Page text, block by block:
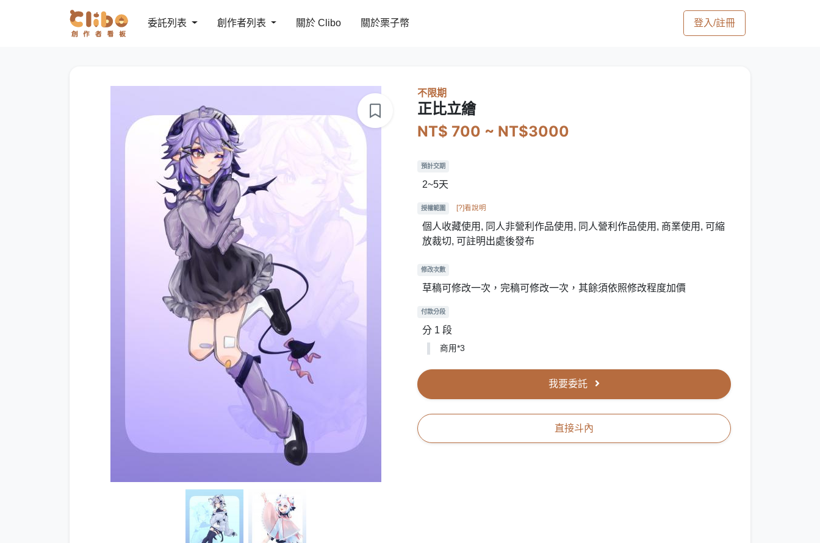
委託列表 創作者列表 關於 Clibo 關於栗子幣 登入/註冊
不限期
正比立繪
NT$ 700 ~ NT$3000
預計交期
2~5天
授權範圍 [?]看說明
個人收藏使用, 同人非營利作品使用, 同人營利作品使用, 商業使用, 可縮
放裁切, 可註明出處後發布
修改次數
草稿可修改一次，完稿可修改一次，其餘須依照修改程度加價
付款分段
分 1 段
商用*3
我要委託
直接斗內